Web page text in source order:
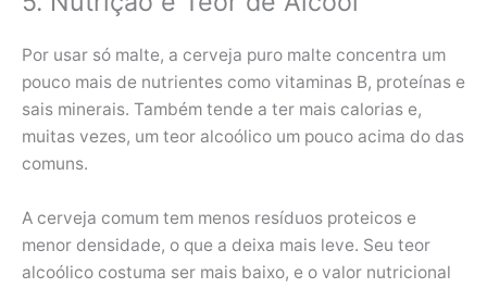
Por usar só malte, a cerveja puro malte concentra um
pouco mais de nutrientes como vitaminas B, proteínas e
sais minerais. Também tende a ter mais calorias e,
muitas vezes, um teor alcoólico um pouco acima do das
comuns.
A cerveja comum tem menos resíduos proteicos e
menor densidade, o que a deixa mais leve. Seu teor
alcoólico costuma ser mais baixo, e o valor nutricional